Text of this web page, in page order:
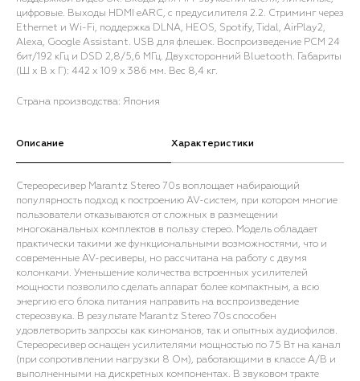
цифровые. Выходы HDMI eARC, с предусилителя 2.2. Стриминг через
Ethernet и Wi-Fi, поддержка DLNA, HEOS, Spotify, Tidal, AirPlay2,
Alexa, Google Assistant. USB для флешек. Воспроизведение PCM 24
бит/192 кГц и DSD 2,8/5,6 МГц. Двухсторонний Bluetooth. Габариты
(Ш х В х Г): 442 x 109 x 386 мм. Вес 8,4 кг.
Страна производства: Япония
Описание Характеристики
Стереоресивер Marantz Stereo 70s воплощает набирающий
популярность подход к построению AV-систем, при котором многие
пользователи отказываются от сложных в размещении
многоканальных комплектов в пользу стерео. Модель обладает
практически такими же функциональными возможностями, что и
современные AV-ресиверы, но рассчитана на работу с двумя
колонками. Уменьшение количества встроенных усилителей
мощности позволило сделать аппарат более компактным, а всю
энергию его блока питания направить на воспроизведение
стереозвука. В результате Marantz Stereo 70s способен
удовлетворить запросы как киноманов, так и опытных аудиофилов.
Стереоресивер оснащен усилителями мощностью по 75 Вт на канал
(при сопротивлении нагрузки 8 Ом), работающими в классе A/B и
выполненными на дискретных компонентах. В звуковом тракте